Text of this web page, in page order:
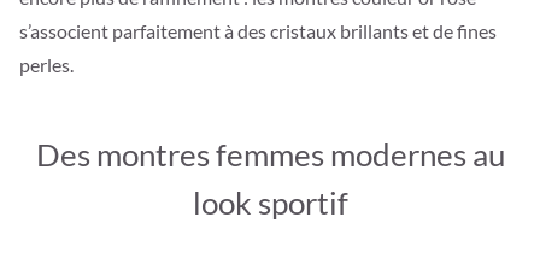
s’associent parfaitement à des cristaux brillants et de fines
perles.
Des montres femmes modernes au
look sportif